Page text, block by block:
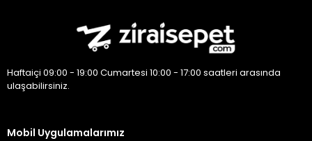
Haftaiçi 09:00 - 19:00 Cumartesi 10:00 - 17:00 saatleri arasında
ulaşabilirsiniz.
Mobil Uygulamalarımız